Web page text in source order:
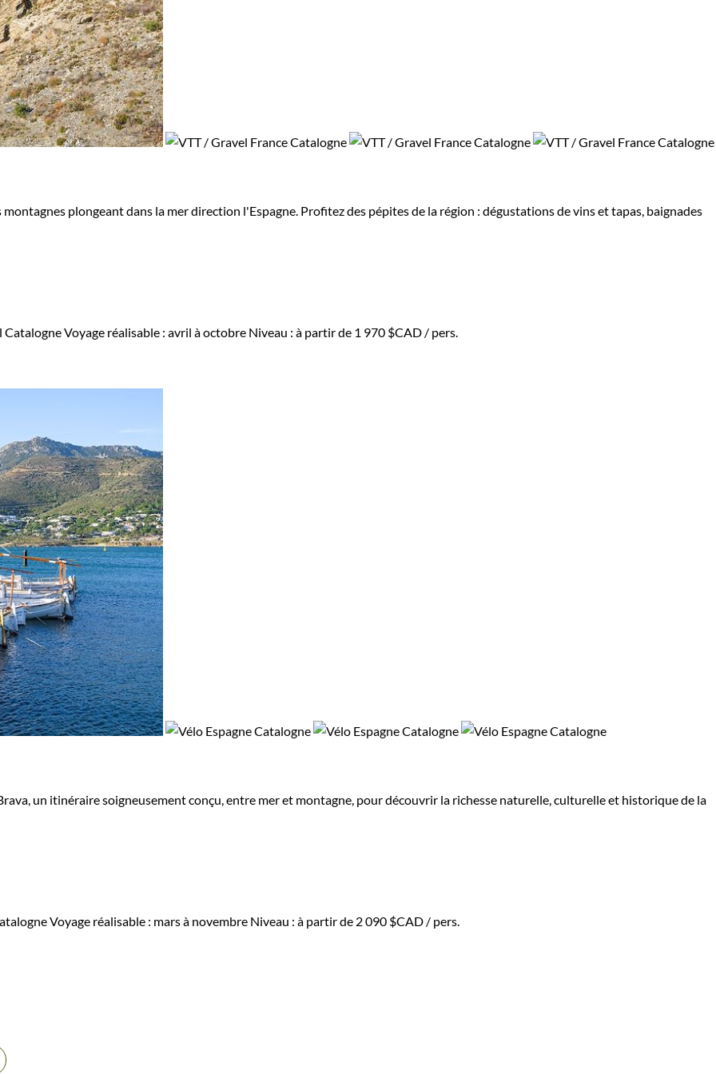
plongeant dans la mer direction l'Espagne. Profitez des pépites de la région : dégustations de vins et tapas, baignades
CatalogneVoyage réalisable : avril à octobre Niveau : à partir de 1 970 $CAD / pers.
un itinéraire soigneusement conçu, entre mer et montagne, pour découvrir la richesse naturelle, culturelle et historique de la
Voyage réalisable : mars à novembre Niveau : à partir de 2 090 $CAD / pers.